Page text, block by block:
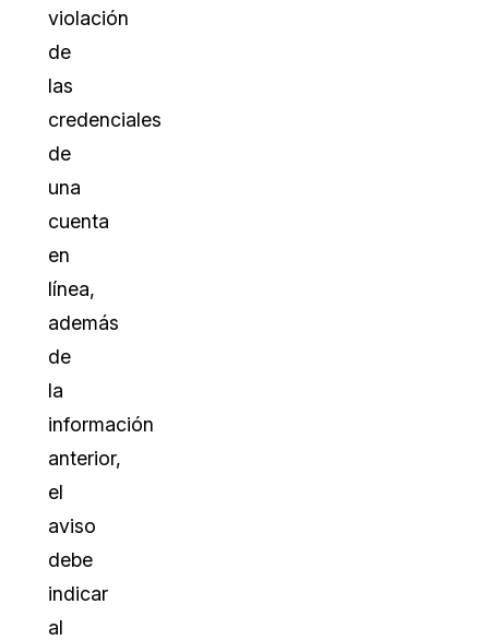
violación
de
las
credenciales
de
una
cuenta
en
línea,
además
de
la
información
anterior,
el
aviso
debe
indicar
al